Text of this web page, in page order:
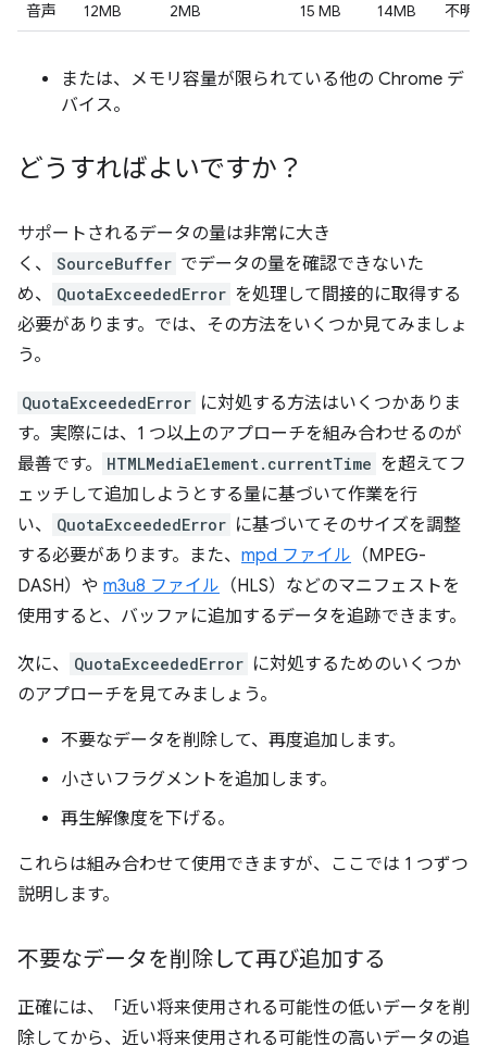
音声
12MB 2MB 15 MB 14MB 不明
または、メモリ容量が限られている他の Chrome デ
バイス。
どうすればよいですか？
サポートされるデータの量は非常に大き
く、
SourceBuffer でデータの量を確認できないた
め、
QuotaExceededError を処理して間接的に取得する
必要があります。では、その方法をいくつか見てみましょ
う。
QuotaExceededError に対処する方法はいくつかありま
す。実際には、1 つ以上のアプローチを組み合わせるのが
最善です。
HTMLMediaElement.currentTime を超えてフ
ェッチして追加しようとする量に基づいて作業を行
い、
QuotaExceededError に基づいてそのサイズを調整
する必要があります。また、 mpd ファイル （MPEG-
DASH）や m3u8 ファイル （HLS）などのマニフェストを
使用すると、バッファに追加するデータを追跡できます。
次に、 QuotaExceededError に対処するためのいくつか
のアプローチを見てみましょう。
不要なデータを削除して、再度追加します。
小さいフラグメントを追加します。
再生解像度を下げる。
これらは組み合わせて使用できますが、ここでは 1 つずつ
説明します。
不要なデータを削除して再び追加する
正確には、「近い将来使用される可能性の低いデータを削
除してから、近い将来使用される可能性の高いデータの追